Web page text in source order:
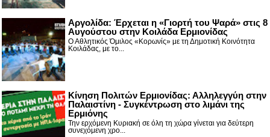
Αργολίδα: Έρχεται η «Γιορτή του Ψαρά» στις 8
Αυγούστου στην Κοιλάδα Ερμιονίδας
Ο Αθλητικός Όμιλος «Κορωνίς» με τη Δημοτική Κοινότητα
Κοιλάδας, με το...
Κίνηση Πολιτών Ερμιονίδας: Αλληλεγγύη στην
Παλαιστίνη - Συγκέντρωση στο λιμάνι της
Ερμιόνης
Την ερχόμενη Κυριακή σε όλη τη χώρα γίνεται για δεύτερη
συνεχόμενη χρο...